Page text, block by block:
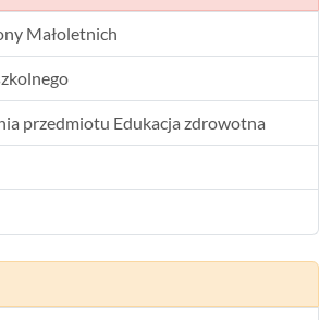
Małoletnich
przedmiotu Edukacja zdrowotna